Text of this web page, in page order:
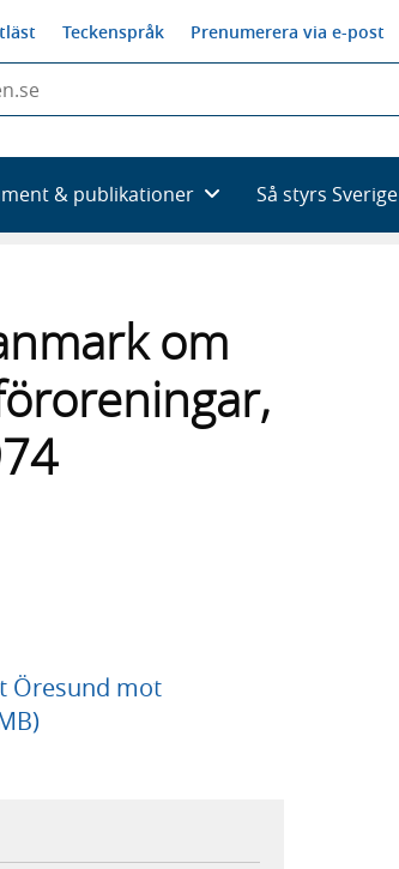
Teckenspråk Prenumerera via e-post
& publikationer Så styrs Sverige
om
Öresund mot